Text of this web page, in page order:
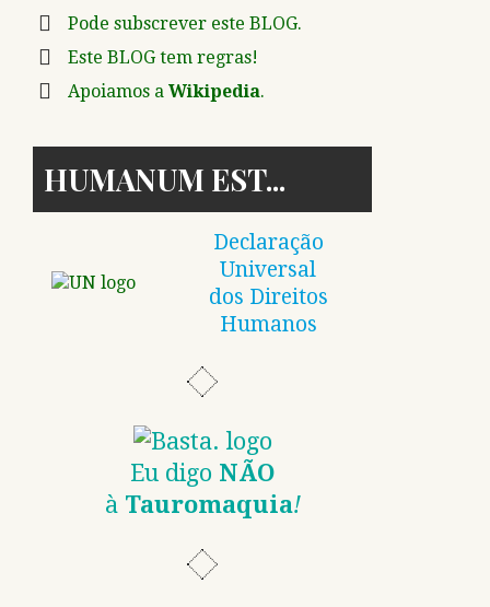
Pode subscrever este BLOG.
Este BLOG tem regras!
Apoiamos a Wikipedia.
HUMANUM EST
Declaração
Universal
dos Direitos
Humanos
Eu digo NÃO
à Tauromaquia!